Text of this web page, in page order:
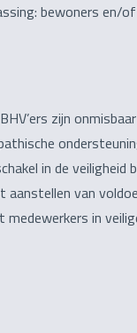
bewoners en/
zijn
in de
aanstellen van
in